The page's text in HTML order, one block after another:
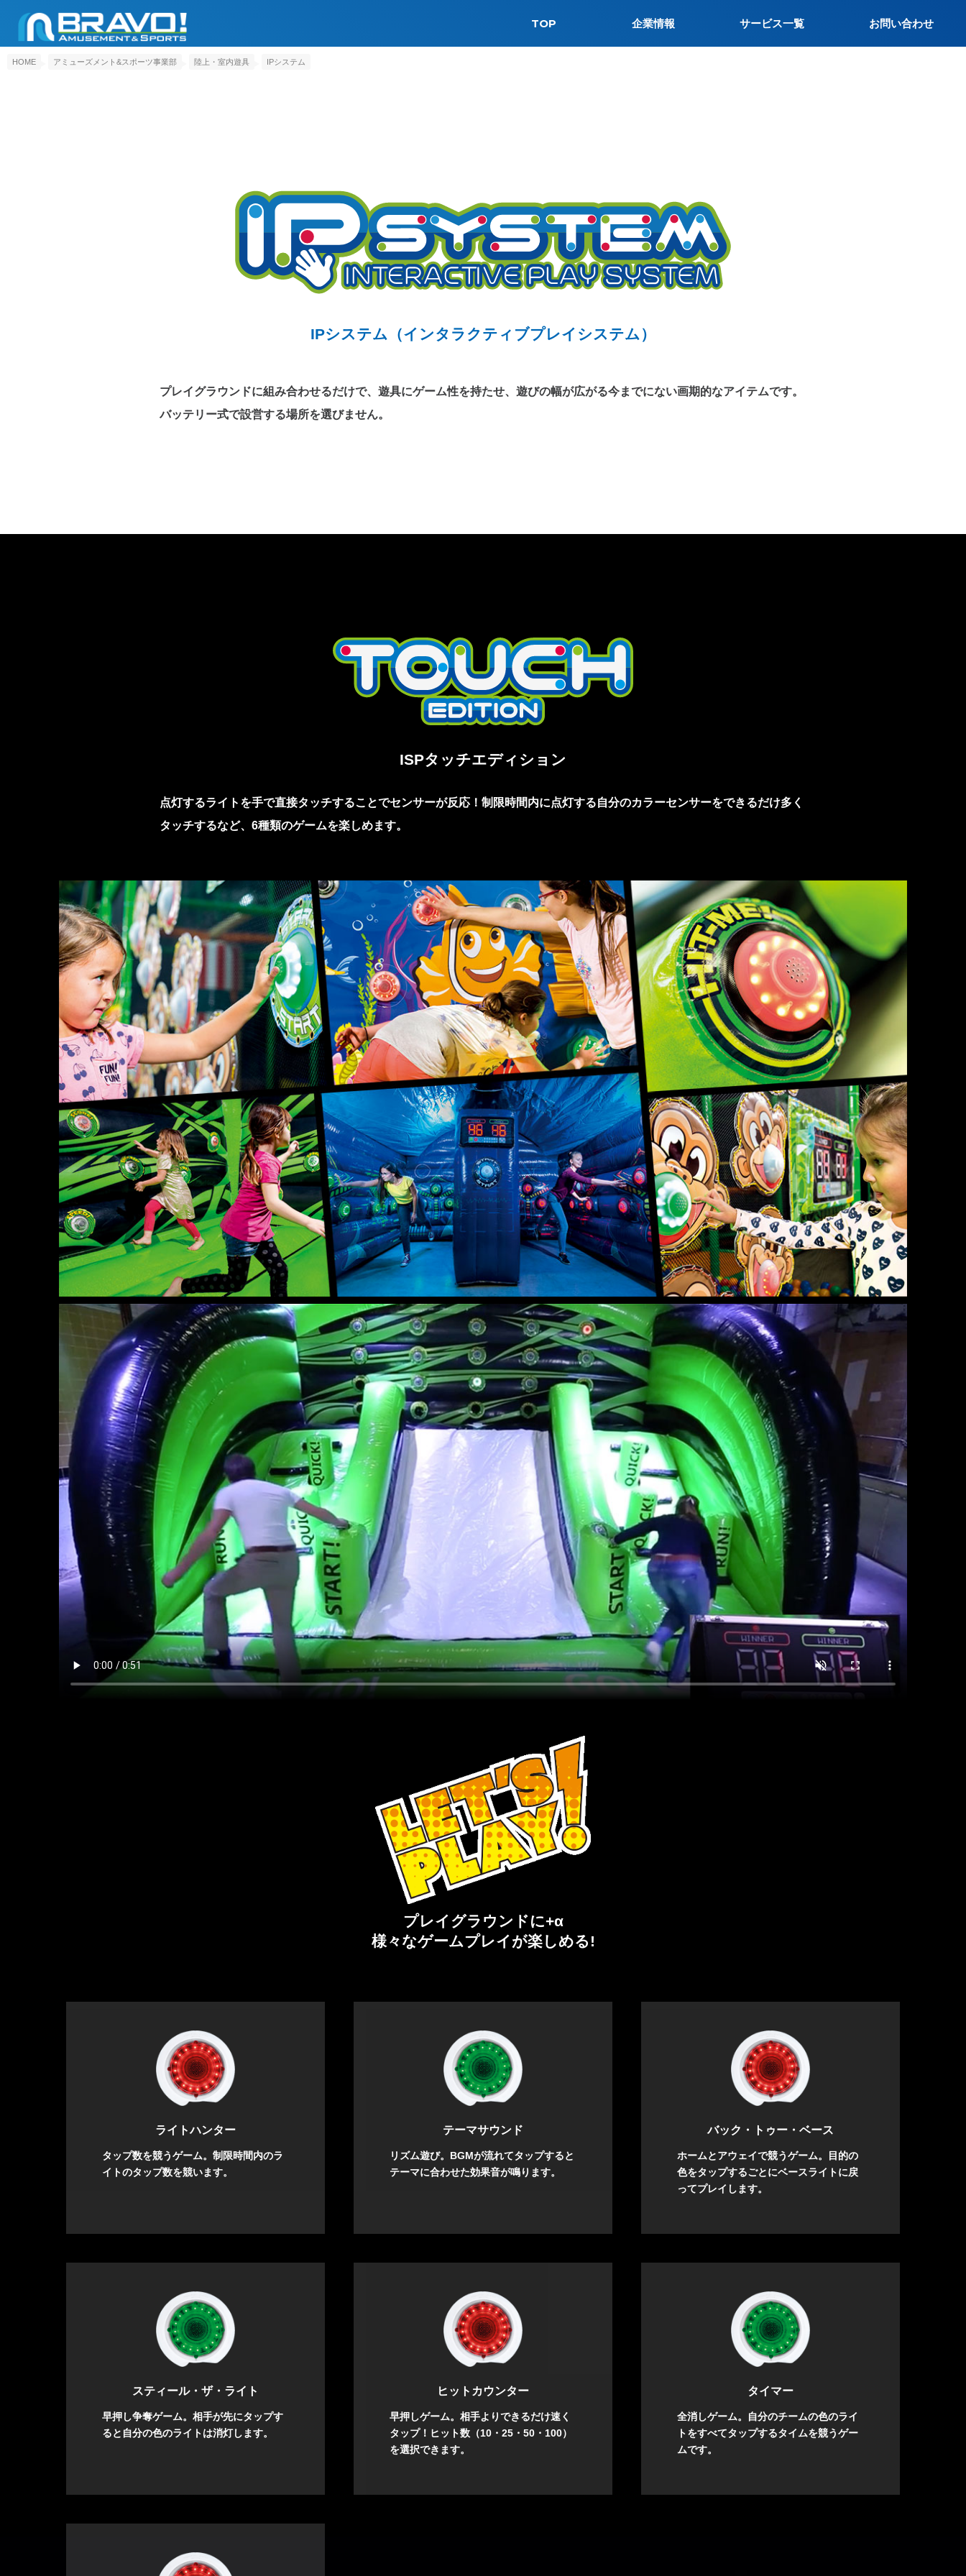
お問い合わせ
サービス一覧
企業情報
TOP
HOME アミューズメント&スポーツ事業部 陸上・室内遊具 IPシステム
IPシステム （インタラクティブプレイシステム）
プレイグラウンドに組み合わせるだけで、遊具にゲーム性を持たせ、遊びの幅が広がる今までにない画期的なアイテムです。
バッテリー式で設営する場所を選びません。
ISPタッチエディション
点灯するライトを手で直接タッチすることでセンサーが反応！制限時間内に点灯する自分のカラーセンサーをできるだけ多く
タッチするなど、6種類のゲームを楽しめます。
プレイグラウンドに+α
様々なゲームプレイが楽しめる!
ライトハンター
タップ数を競うゲーム。制限時間内のラ
イトのタップ数を競います。
テーマサウンド
リズム遊び。BGMが流れてタップすると
テーマに合わせた効果音が鳴ります。
バック・トゥー・ベース
ホームとアウェイで競うゲーム。目的の
色をタップするごとにベースライトに戻
ってプレイします。
スティール・ザ・ライト
早押し争奪ゲーム。相手が先にタップす
ると自分の色のライトは消灯します。
ヒットカウンター
早押しゲーム。相手よりできるだけ速く
タップ！ヒット数（10・25・50・100）
を選択できます。
タイマー
全消しゲーム。自分のチームの色のライ
トをすべてタップするタイムを競うゲー
ムです。